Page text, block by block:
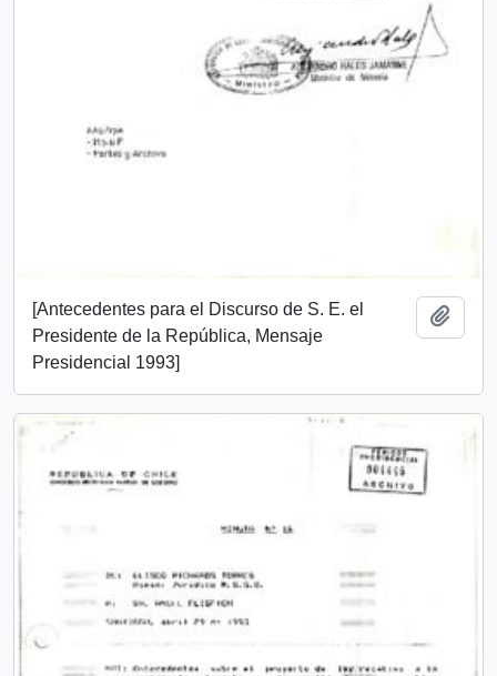
[Antecedentes para el Discurso de S. E. el
Presidente de la República, Mensaje
Presidencial 1993]